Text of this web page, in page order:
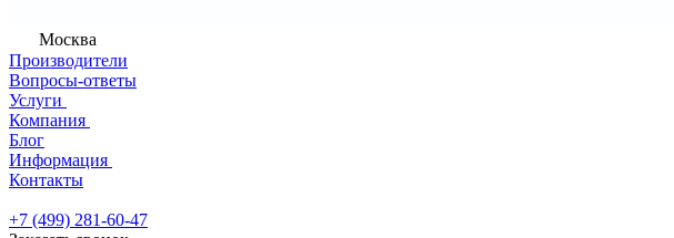
Москва
Производители
Вопросы-ответы
Услуги
Компания
Блог
Информация
Контакты
+7 (499) 281-60-47